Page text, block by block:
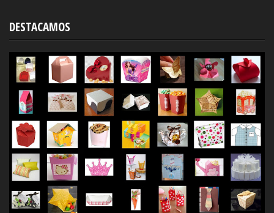
DESTACAMOS